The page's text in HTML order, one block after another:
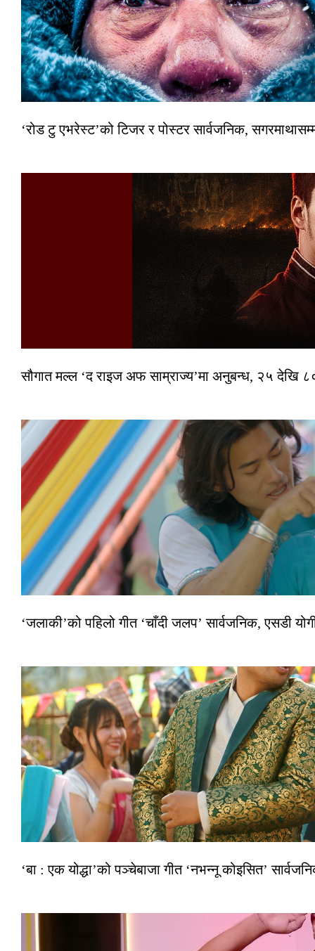
‘रोड टु एभरेस्ट’को टिजर र पोस्टर सार्वजनिक,
सौगात मल्ल ‘द राइज अफ साम्राज्य’मा अनुबन्ध, २५ देखि
‘जलाकी’को पहिलो गीत ‘चाँदी जलप’ सार्वजनिक, एसडी
‘बा : एक योद्धा’को पञ्चेबाजा गीत ‘नभन्नू कोइसित’